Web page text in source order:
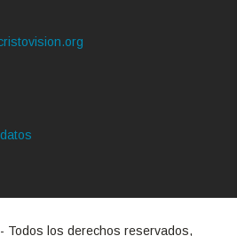
Todos los derechos reservados,